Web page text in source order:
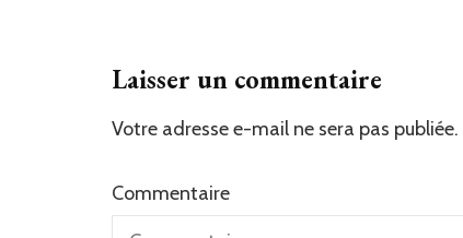
Laisser un commentaire
Votre adresse e-mail ne sera pas publiée.
Commentaire